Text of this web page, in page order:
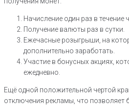
Начисление один раз в течение
Получение валюты раз в сутки.
Ежечасные розыгрыши, на
дополнительно заработать.
Участие в бонусных акциях,
ежедневно.
Ещё одной положительной чертой
отключения рекламы, что позволяет